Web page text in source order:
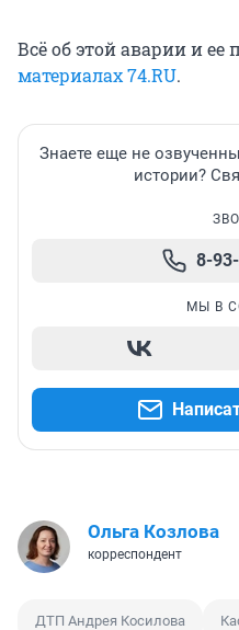
Всё об этой аварии и ее
материалах 74.RU.
Знаете еще не
истории?
8-
МЫ В
Ольга Козлова
корреспондент
ДТП Андрея Косилова